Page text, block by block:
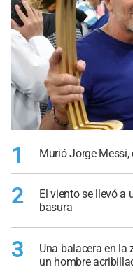
1 Murió Jorge
2
El viento se llevó a
basura
3
Una balacera en la
un hombre